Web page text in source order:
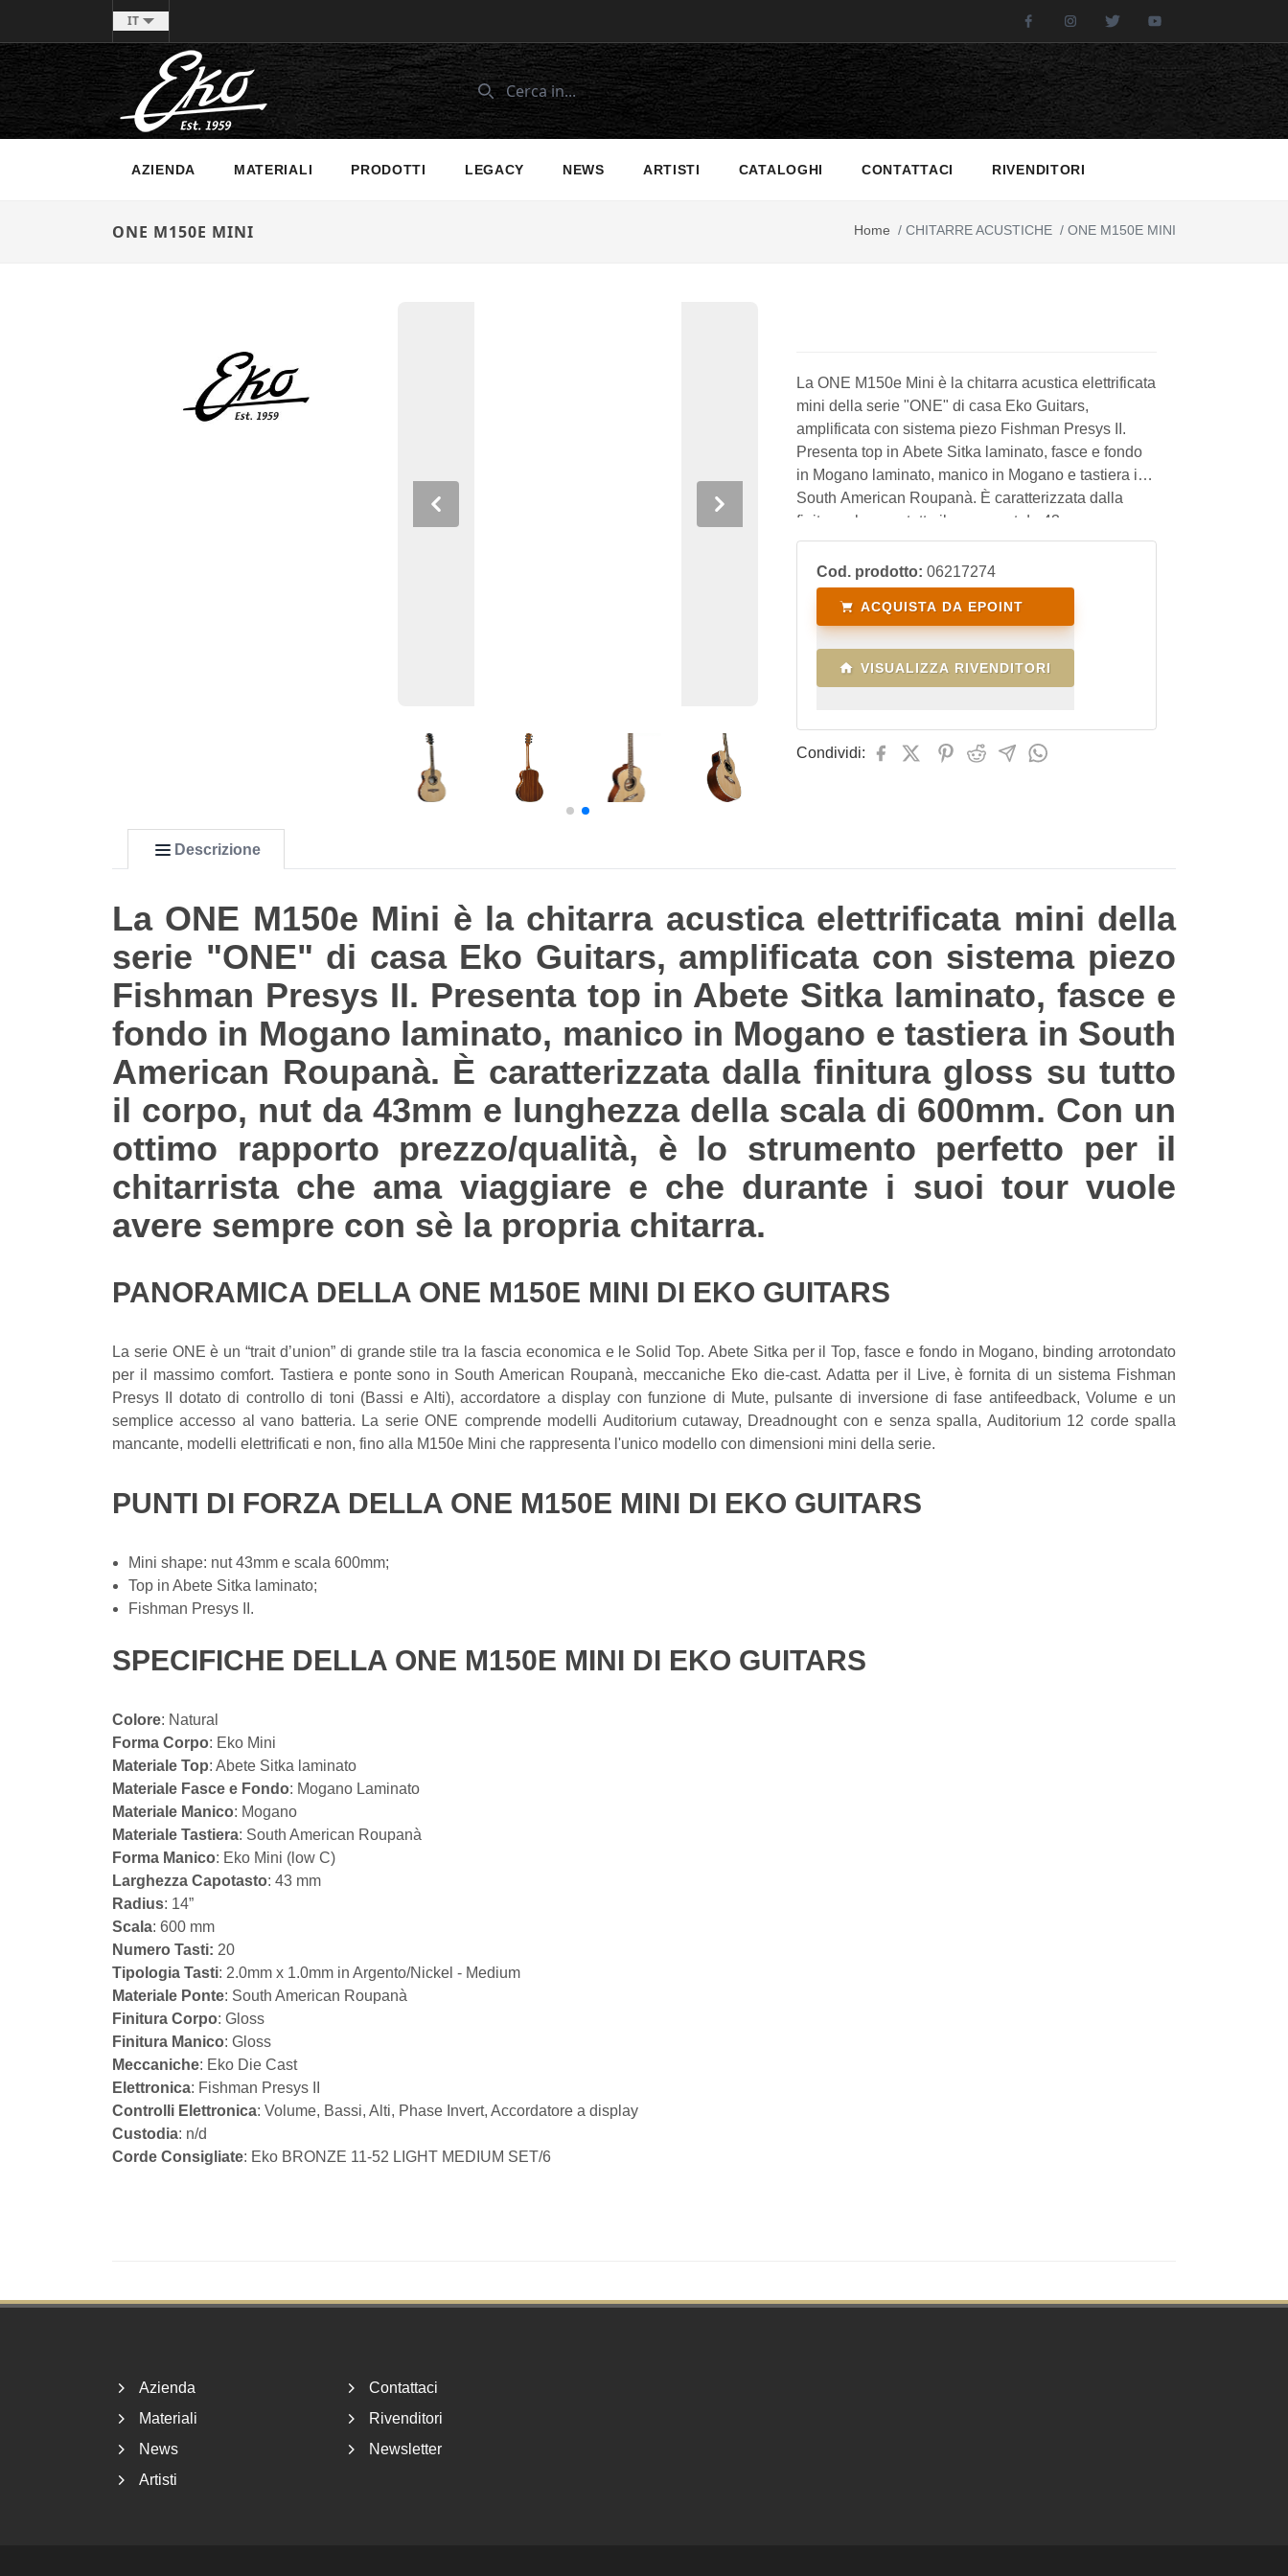
IT FacebookInstagramTwitter
AZIENDA MATERIALI PRODOTTI LEGACY NEWS ARTISTI CATALOGHI CONTATTACI RIVENDITORI
ONE M150E MINI Home / CHITARRE ACUSTICHE / ONE M150E MINI
Previous Next
La ONE M150e Mini è la chitarra acustica elettrificata
mini della serie "ONE" di casa Eko Guitars,
amplificata con sistema piezo Fishman Presys II.
Presenta top in Abete Sitka laminato, fasce e fondo
in Mogano laminato, manico in Mogano e tastiera in
South American Roupanà. È caratterizzata dalla
finitura gloss su tutto il corpo, nut da 43mm e
lunghezza della scala di 600mm. Con un ottimo
rapporto prezzo/qualità, è lo strumento perfetto per il
chit
Cod. prodotto: 06217274
ACQUISTA DA EPOINT
VISUALIZZA RIVENDITORI
Condividi:
Descrizione
La ONE M150e Mini è la chitarra acustica elettrificata mini della
serie "ONE" di casa Eko Guitars, amplificata con sistema piezo
Fishman Presys II. Presenta top in Abete Sitka laminato, fasce e
fondo in Mogano laminato, manico in Mogano e tastiera in South
American Roupanà. È caratterizzata dalla finitura gloss su tutto
il corpo, nut da 43mm e lunghezza della scala di 600mm. Con un
ottimo rapporto prezzo/qualità, è lo strumento perfetto per il
chitarrista che ama viaggiare e che durante i suoi tour vuole
avere sempre con sè la propria chitarra.
PANORAMICA DELLA ONE M150E MINI DI EKO GUITARS
La serie ONE è un “trait d’union” di grande stile tra la fascia economica e le Solid Top. Abete Sitka per il Top, fasce e fondo in Mogano, binding arrotondato
per il massimo comfort. Tastiera e ponte sono in South American Roupanà, meccaniche Eko die-cast. Adatta per il Live, è fornita di un sistema Fishman
Presys II dotato di controllo di toni (Bassi e Alti), accordatore a display con funzione di Mute, pulsante di inversione di fase antifeedback, Volume e un
semplice accesso al vano batteria. La serie ONE comprende modelli Auditorium cutaway, Dreadnought con e senza spalla, Auditorium 12 corde spalla
mancante, modelli elettrificati e non, fino alla M150e Mini che rappresenta l'unico modello con dimensioni mini della serie.
PUNTI DI FORZA DELLA ONE M150E MINI DI EKO GUITARS
Mini shape: nut 43mm e scala 600mm;
Top in Abete Sitka laminato;
Fishman Presys II.
SPECIFICHE DELLA ONE M150E MINI DI EKO GUITARS
Colore: Natural
Forma Corpo: Eko Mini
Materiale Top: Abete Sitka laminato
Materiale Fasce e Fondo: Mogano Laminato
Materiale Manico: Mogano
Materiale Tastiera: South American Roupanà
Forma Manico: Eko Mini (low C)
Larghezza Capotasto: 43 mm
Radius: 14”
Scala: 600 mm
Numero Tasti: 20
Tipologia Tasti: 2.0mm x 1.0mm in Argento/Nickel - Medium
Materiale Ponte: South American Roupanà
Finitura Corpo: Gloss
Finitura Manico: Gloss
Meccaniche: Eko Die Cast
Elettronica: Fishman Presys II
Controlli Elettronica: Volume, Bassi, Alti, Phase Invert, Accordatore a display
Custodia: n/d
Corde Consigliate: Eko BRONZE 11-52 LIGHT MEDIUM SET/6
Azienda
Materiali
News
Artisti
Contattaci
Rivenditori
Newsletter